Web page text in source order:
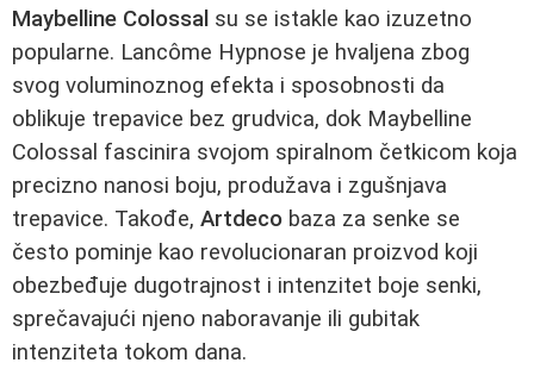
Maybelline Colossal su se istakle kao izuzetno
popularne. Lancôme Hypnose je hvaljena zbog
svog voluminoznog efekta i sposobnosti da
oblikuje trepavice bez grudvica, dok Maybelline
Colossal fascinira svojom spiralnom četkicom koja
precizno nanosi boju, produžava i zgušnjava
trepavice. Takođe, Artdeco baza za senke se
često pominje kao revolucionaran proizvod koji
obezbeđuje dugotrajnost i intenzitet boje senki,
sprečavajući njeno naboravanje ili gubitak
intenziteta tokom dana.